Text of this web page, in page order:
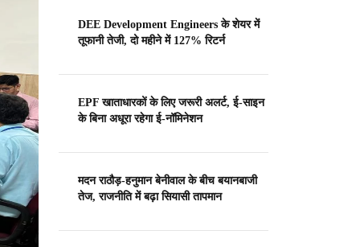
DEE Development Engineers के शेयर में
तूफानी तेजी, दो महीने में 127% रिटर्न
EPF खाताधारकों के लिए जरूरी अलर्ट, ई-साइन
के बिना अधूरा रहेगा ई-नॉमिनेशन
मदन राठौड़-हनुमान बेनीवाल के बीच बयानबाजी
तेज, राजनीति में बढ़ा सियासी तापमान